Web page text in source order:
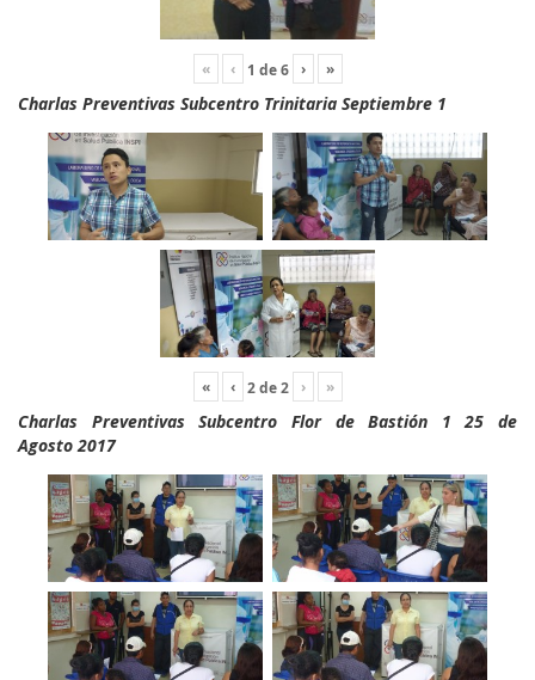
« ‹ 1 de6 › »
Charlas Preventivas Subcentro Trinitaria Septiembre 1
« ‹ 2de2 › »
Charlas Preventivas Subcentro Flor de Bastión 1 25 de
Agosto 2017